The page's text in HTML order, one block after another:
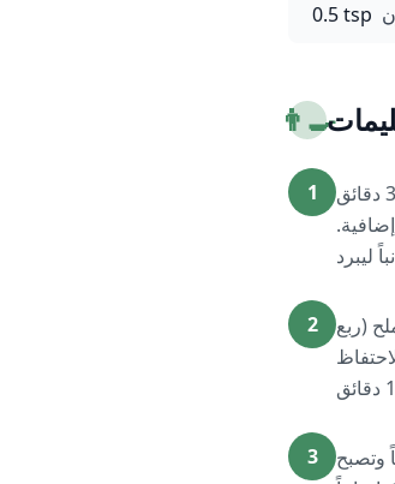
0.5 tsp
👨‍🍳
1
ضع مقلاة كبيرة على نار متوسطة وأضف اللوز المقطع شرائح. حمص اللوز مع التقليب المستمر حتى لا يحترق، لمدة 3 دقائق
وتتحمر أطرافه ويصبح لونها ذهبياً، لمدة 1 إلى 3 دقائق إضافية.
2
(ربع
3
وتصبح